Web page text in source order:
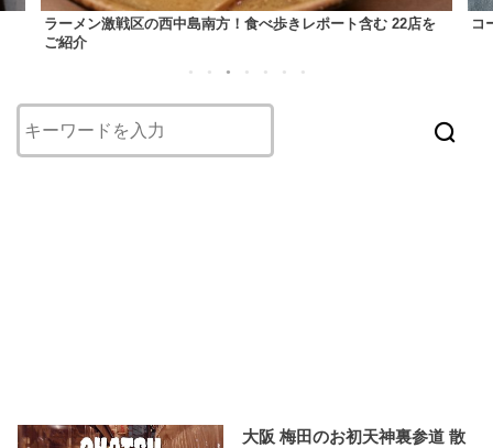
ラーメン激戦区の西中島南方！食べ歩きレポート含む 22店を
ご紹介
コ
1 2 3 4 5 6 7
大阪 梅田のお初天神裏参道 散